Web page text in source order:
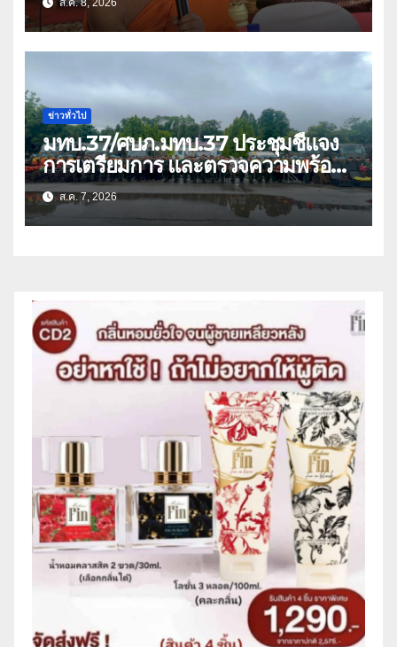
ว่า 66 บัญชี
ส.ค. 8, 2026
ข่าวทั่วไป
มทบ.37/ศบภ.มทบ.37 ประชุมชี้แจง
การเตรียมการ และตรวจความพร้อม
ด้านการบรรเทาสาธารณภัย
ส.ค. 7, 2026